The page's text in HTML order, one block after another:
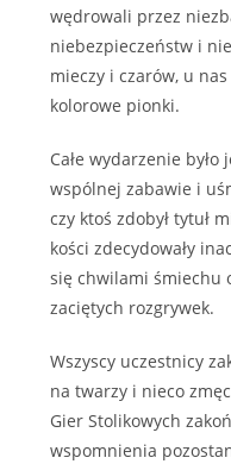
wędrowali przez
niebezpieczeństw i
mieczy i czarów, u
kolorowe pionki.
Całe wydarzenie
wspólnej zabawie i
czy ktoś zdobył tytuł
kości zdecydowały
się chwilami śmiechu
zaciętych rozgrywek.
Wszyscy uczestnicy
na twarzy i nieco
Gier Stolikowych
wspomnienia